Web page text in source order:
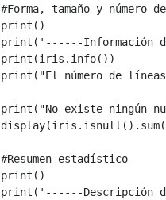
#Forma, tamaño y número
print ()
print ( '------Información
print (iris . info())
print ( "El número de
print ( "No existe ningún
display(iris . isnull () . sum
#Resumen estadístico
print ()
print ( '------Descripción